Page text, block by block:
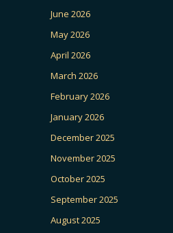
June 2026
May 2026
April 2026
March 2026
February 2026
January 2026
December 2025
November 2025
October 2025
September 2025
August 2025